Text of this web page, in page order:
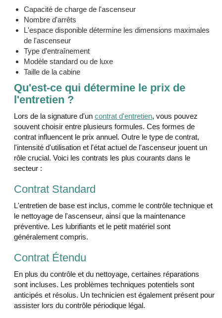
Capacité de charge de l'ascenseur
Nombre d'arrêts
L'espace disponible détermine les dimensions maximales
de l'ascenseur
Type d'entraînement
Modèle standard ou de luxe
Taille de la cabine
Qu'est-ce qui détermine le prix de
l'entretien ?
Lors de la signature d'un contrat d'entretien, vous pouvez
souvent choisir entre plusieurs formules. Ces formes de
contrat influencent le prix annuel. Outre le type de contrat,
l'intensité d'utilisation et l'état actuel de l'ascenseur jouent un
rôle crucial. Voici les contrats les plus courants dans le
secteur :
Contrat Standard
L'entretien de base est inclus, comme le contrôle technique et
le nettoyage de l'ascenseur, ainsi que la maintenance
préventive. Les lubrifiants et le petit matériel sont
généralement compris.
Contrat Étendu
En plus du contrôle et du nettoyage, certaines réparations
sont incluses. Les problèmes techniques potentiels sont
anticipés et résolus. Un technicien est également présent pour
assister lors du contrôle périodique légal.